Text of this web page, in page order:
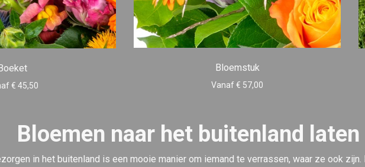
€ 45,50
Bloemstuk
Vanaf € 57,00
Bloemen naar het buitenland
in het buitenland is een mooie manier om iemand te verrassen, waar ze ook